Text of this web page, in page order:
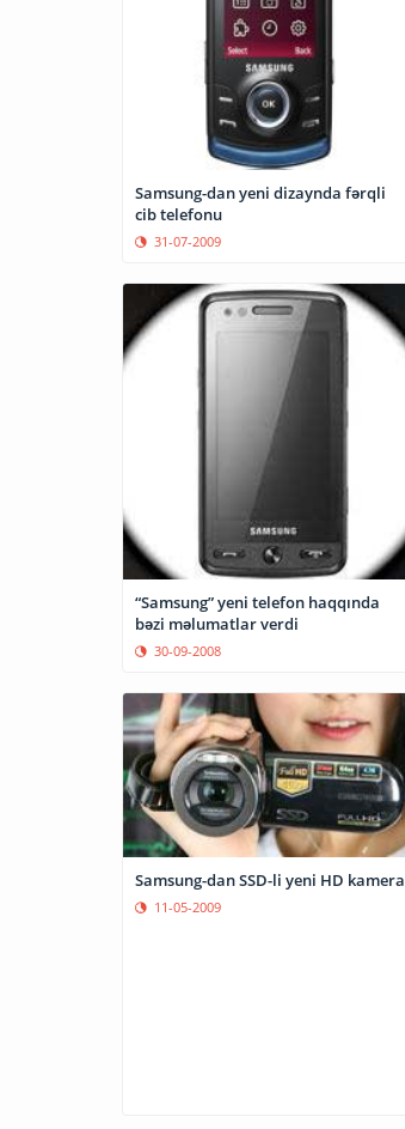
Samsung-dan yeni dizaynda fərqli
cib telefonu
31-07-2009
“Samsung” yeni telefon haqqında
bəzi məlumatlar verdi
30-09-2008
Samsung-dan SSD-li yeni HD kamera
11-05-2009